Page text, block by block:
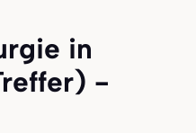
in
-